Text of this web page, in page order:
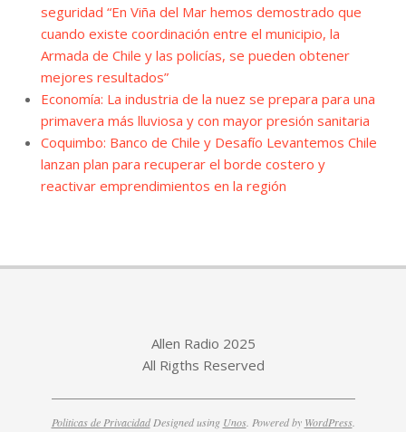
seguridad “En Viña del Mar hemos demostrado que
cuando existe coordinación entre el municipio, la
Armada de Chile y las policías, se pueden obtener
mejores resultados”
Economía: La industria de la nuez se prepara para una
primavera más lluviosa y con mayor presión sanitaria
Coquimbo: Banco de Chile y Desafío Levantemos Chile
lanzan plan para recuperar el borde costero y
reactivar emprendimientos en la región
Allen Radio 2025
All Rigths Reserved
Politicas de PrivacidadDesigned using Unos. Powered by WordPress.